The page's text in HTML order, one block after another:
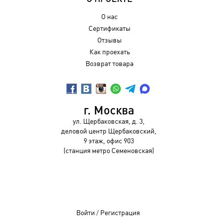
О нас
Сертификаты
Отзывы
Как проехать
Возврат товара
г. Москва
ул. Щербаковская, д. 3,
деловой центр Щербаковский,
9 этаж, офис 903
(станция метро Семеновская)
Войти / Регистрация